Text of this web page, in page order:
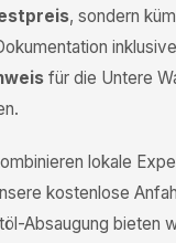
, sondern
inklusive
für die Untere
lokale
kostenlose
Absaugung bieten